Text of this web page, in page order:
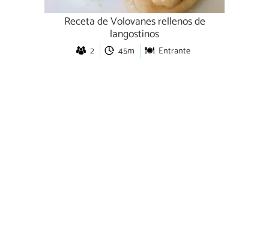
Receta de Volovanes rellenos de
langostinos
2 45m Entrante